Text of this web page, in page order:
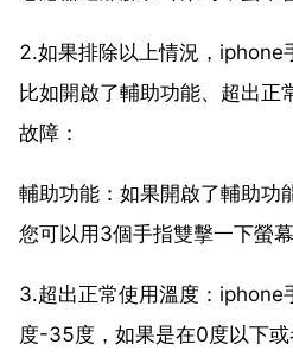
2.如果排除以上情況，iphone
比如開啟了輔助功能、超出正
故障：
輔助功能：如果開啟了輔助功
您可以用3個手指雙擊一下螢
3.超出正常使用溫度：iphone
度-35度，如果是在0度以下